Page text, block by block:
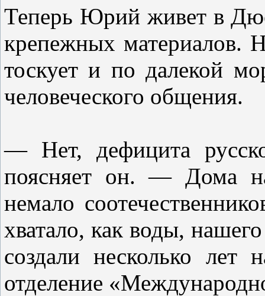
Теперь Юрий живет в
крепежных материалов.
тоскует и по далекой
человеческого общения.
— Нет, дефицита
поясняет он. — Дома
немало
хватало, как воды,
создали несколько лет
отделение